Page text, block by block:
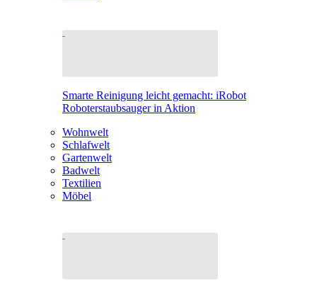
Smarte Reinigung leicht gemacht: iRobot
Roboterstaubsauger in Aktion
Wohnwelt
Schlafwelt
Gartenwelt
Badwelt
Textilien
Möbel